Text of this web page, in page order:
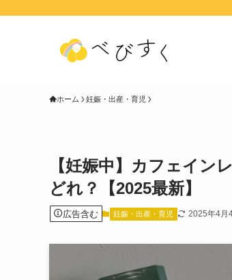
ホーム 妊娠・出産・育児
【妊娠中】カフェイン
どれ？【2025最新】
広告含む 妊娠・出産・育児 2025年4月